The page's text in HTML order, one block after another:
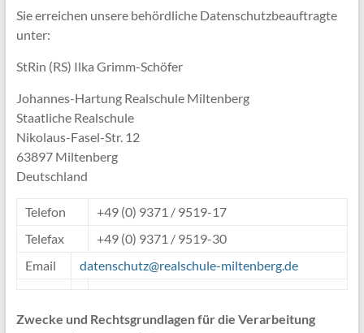
Sie erreichen unsere behördliche Datenschutzbeauftragte
unter:
StRin (RS) Ilka Grimm-Schöfer
Johannes-Hartung Realschule Miltenberg
Staatliche Realschule
Nikolaus-Fasel-Str. 12
63897 Miltenberg
Deutschland
Telefon
+49 (0) 9371 / 9519-17
Telefax
+49 (0) 9371 / 9519-30
Email
datenschutz@realschule-miltenberg.de
Zwecke und Rechtsgrundlagen für die Verarbeitung